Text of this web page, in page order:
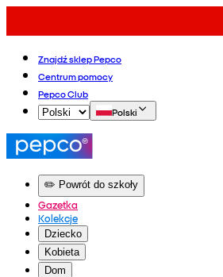
Znajdź sklep Pepco
Centrum pomocy
Pepco Club
Polski
✏️ Powrót do szkoły
Gazetka
Kolekcje
Dziecko
Kobieta
Dom